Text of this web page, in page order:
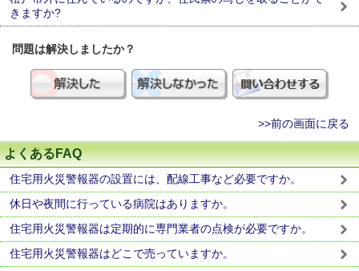
きますか?
問題は解決しましたか？
>>前の画面に戻る
よくあるFAQ
住宅用火災警報器の設置には、配線工事など必要ですか。
休日や夜間に行っている病院はありますか。
住宅用火災警報器は定期的に専門業者の点検が必要ですか。
住宅用火災警報器はどこで売っていますか。